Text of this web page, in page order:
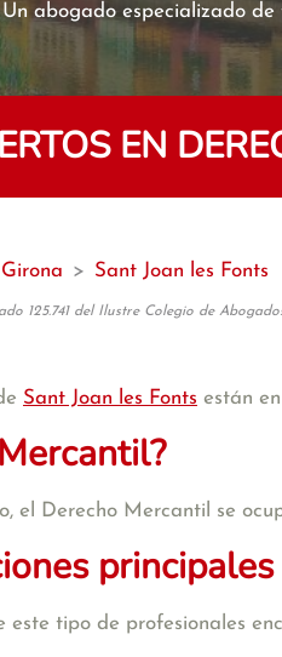
Un abogado especializado de
EN
Girona > Sant Joan les Fonts
125.741 del Ilustre Colegio de
Sant Joan les Fonts están
el Derecho Mercantil se
este tipo de profesionales